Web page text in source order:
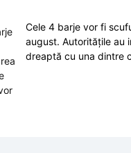
Cele 4 barje vor fi
august. Autoritățile au
dreaptă cu una dintre